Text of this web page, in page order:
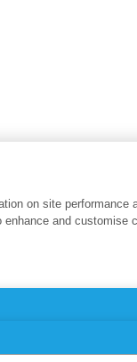
on site performance
and customise